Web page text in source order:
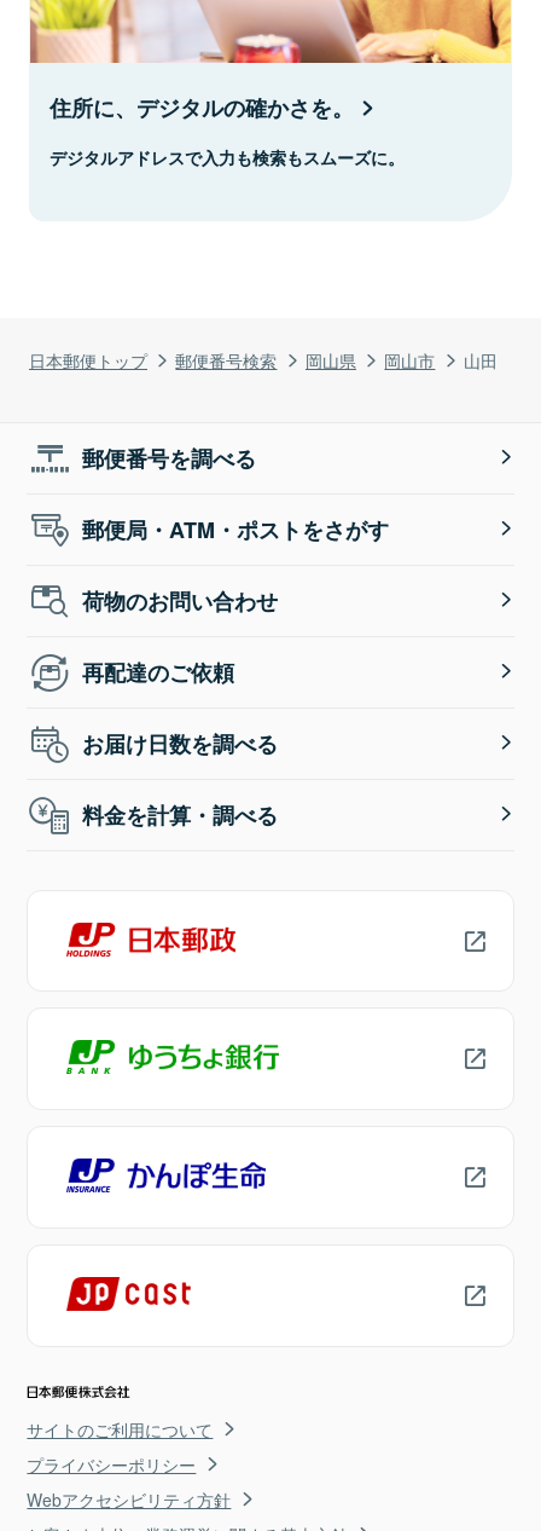
日本郵便トップ 郵便番号検索 岡山県 岡山市 山田
住所に、デジタルの確かさを。
デジタルアドレスで入力も検索もスムーズに。
郵便番号を調べる
郵便局・ATM・ポストをさがす
荷物のお問い合わせ
再配達のご依頼
お届け日数を調べる
料金を計算・調べる
サイトのご利用について
プライバシーポリシー
Webアクセシビリティ方針